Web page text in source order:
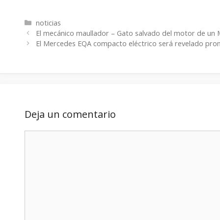
Categorías
noticias
El mecánico maullador – Gato salvado del motor de un
El Mercedes EQA compacto eléctrico será revelado
Deja un comentario